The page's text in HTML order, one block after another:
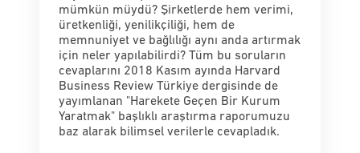
mümkün müydü? Şirketlerde hem verimi,
üretkenliği, yenilikçiliği, hem de
memnuniyet ve bağlılığı aynı anda artırmak
için neler yapılabilirdi? Tüm bu soruların
cevaplarını 2018 Kasım ayında Harvard
Business Review Türkiye dergisinde de
yayımlanan "Harekete Geçen Bir Kurum
Yaratmak" başlıklı araştırma raporumuzu
baz alarak bilimsel verilerle cevapladık.